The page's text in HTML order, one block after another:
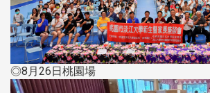
◎8月26日桃園場